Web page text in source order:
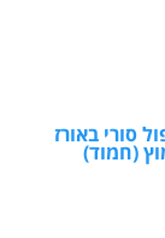
סורי באורז
(חמוד)